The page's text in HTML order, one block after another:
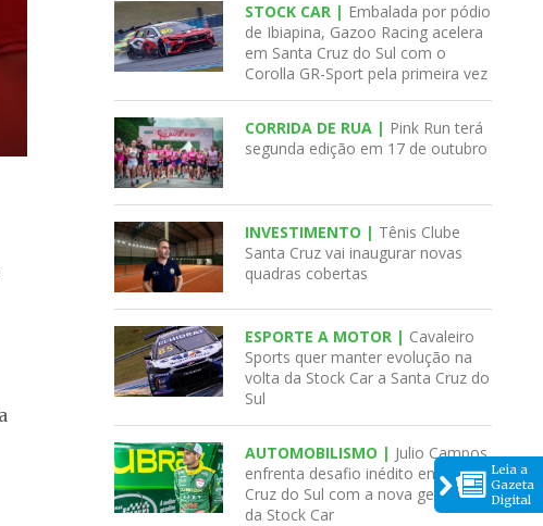
Leia a
Gazeta
Digital
STOCK CAR | Embalada por pódio
de Ibiapina, Gazoo Racing acelera
em Santa Cruz do Sul com o
Corolla GR-Sport pela primeira vez
CORRIDA DE RUA | Pink Run terá
segunda edição em 17 de outubro
INVESTIMENTO | Tênis Clube
Santa Cruz vai inaugurar novas
quadras cobertas
ESPORTE A MOTOR | Cavaleiro
Sports quer manter evolução na
volta da Stock Car a Santa Cruz do
Sul
AUTOMOBILISMO | Julio Campos
enfrenta desafio inédito em Santa
Cruz do Sul com a nova geração
da Stock Car